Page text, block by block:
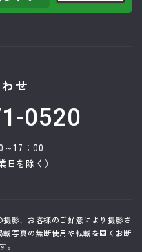
せ
0520
～17：00
日を除く）
影、お客様のご好意により撮影さ
写真の無断使用や転載を固くお断
。